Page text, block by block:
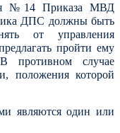
№14 Приказа МВД
ДПС должны быть
от управления
пройти ему
В противном случае
положения которой
являются один или